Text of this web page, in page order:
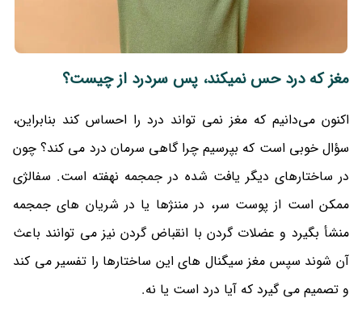
مغز که درد حس نمیکند، پس سردرد از چیست؟
اکنون می‌دانیم که مغز نمی تواند درد را احساس کند بنابراین،
سؤال خوبی است که بپرسیم چرا گاهی سرمان درد می کند؟ چون
در ساختارهای دیگر یافت شده در جمجمه نهفته است. سفالژی
ممکن است از پوست سر، در مننژها یا در شریان های جمجمه
منشأ بگیرد و عضلات گردن با انقباض گردن نیز می توانند باعث
آن شوند سپس مغز سیگنال های این ساختارها را تفسیر می کند
و تصمیم می گیرد که آیا درد است یا نه.